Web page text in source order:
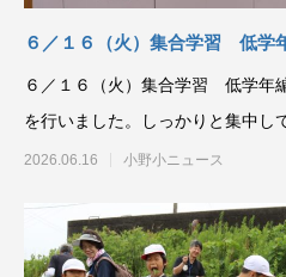
６／１６（火）集合学習 低学
６／１６（火）集合学習 低学年
を行いました。しっかりと集中し
からも伝わってき
2026.06.16 小野小ニュース